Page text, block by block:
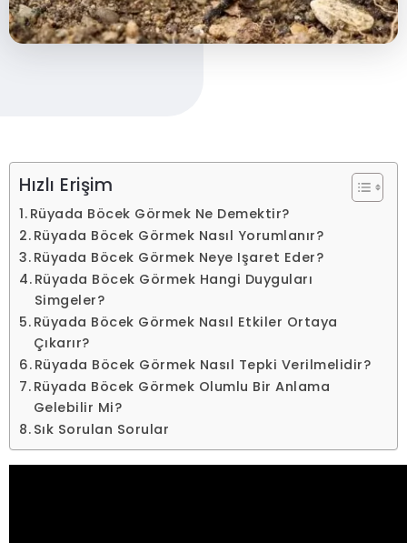
Hızlı Erişim
Rüyada Böcek Görmek Ne Demektir?
Rüyada Böcek Görmek Nasıl Yorumlanır?
Rüyada Böcek Görmek Neye Işaret Eder?
Rüyada Böcek Görmek Hangi Duyguları
Simgeler?
Rüyada Böcek Görmek Nasıl Etkiler Ortaya
Çıkarır?
Rüyada Böcek Görmek Nasıl Tepki Verilmelidir?
Rüyada Böcek Görmek Olumlu Bir Anlama
Gelebilir Mi?
Sık Sorulan Sorular